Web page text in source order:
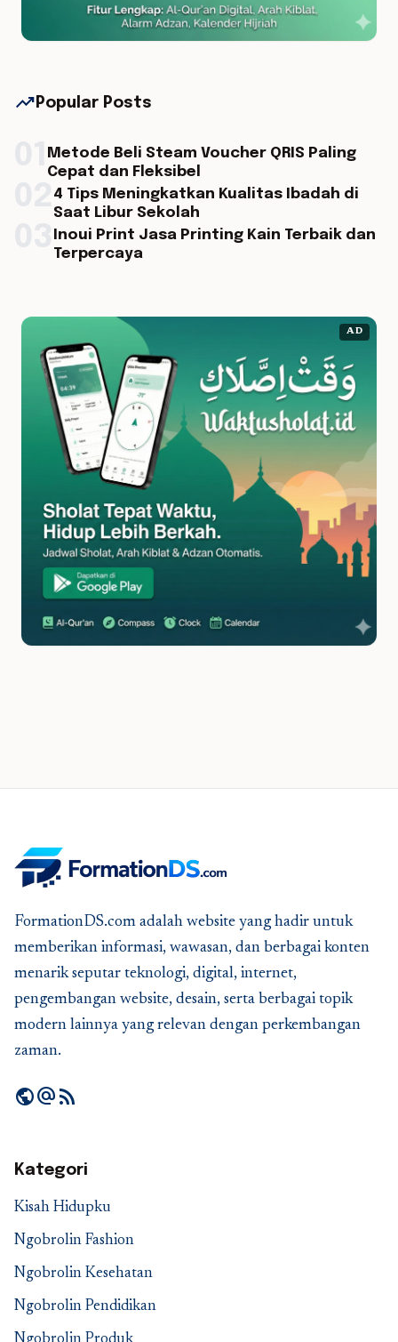
trending_up Popular Posts
Metode Beli Steam Voucher QRIS Paling
Cepat dan Fleksibel
4 Tips Meningkatkan Kualitas Ibadah di
Saat Libur Sekolah
Inoui Print Jasa Printing Kain Terbaik dan
Terpercaya
AD
FormationDS.com adalah website yang hadir untuk
memberikan informasi, wawasan, dan berbagai konten
menarik seputar teknologi, digital, internet,
pengembangan website, desain, serta berbagai topik
modern lainnya yang relevan dengan perkembangan
zaman.
publicalternate_emailrss_feed
Kategori
Kisah Hidupku
Ngobrolin Fashion
Ngobrolin Kesehatan
Ngobrolin Pendidikan